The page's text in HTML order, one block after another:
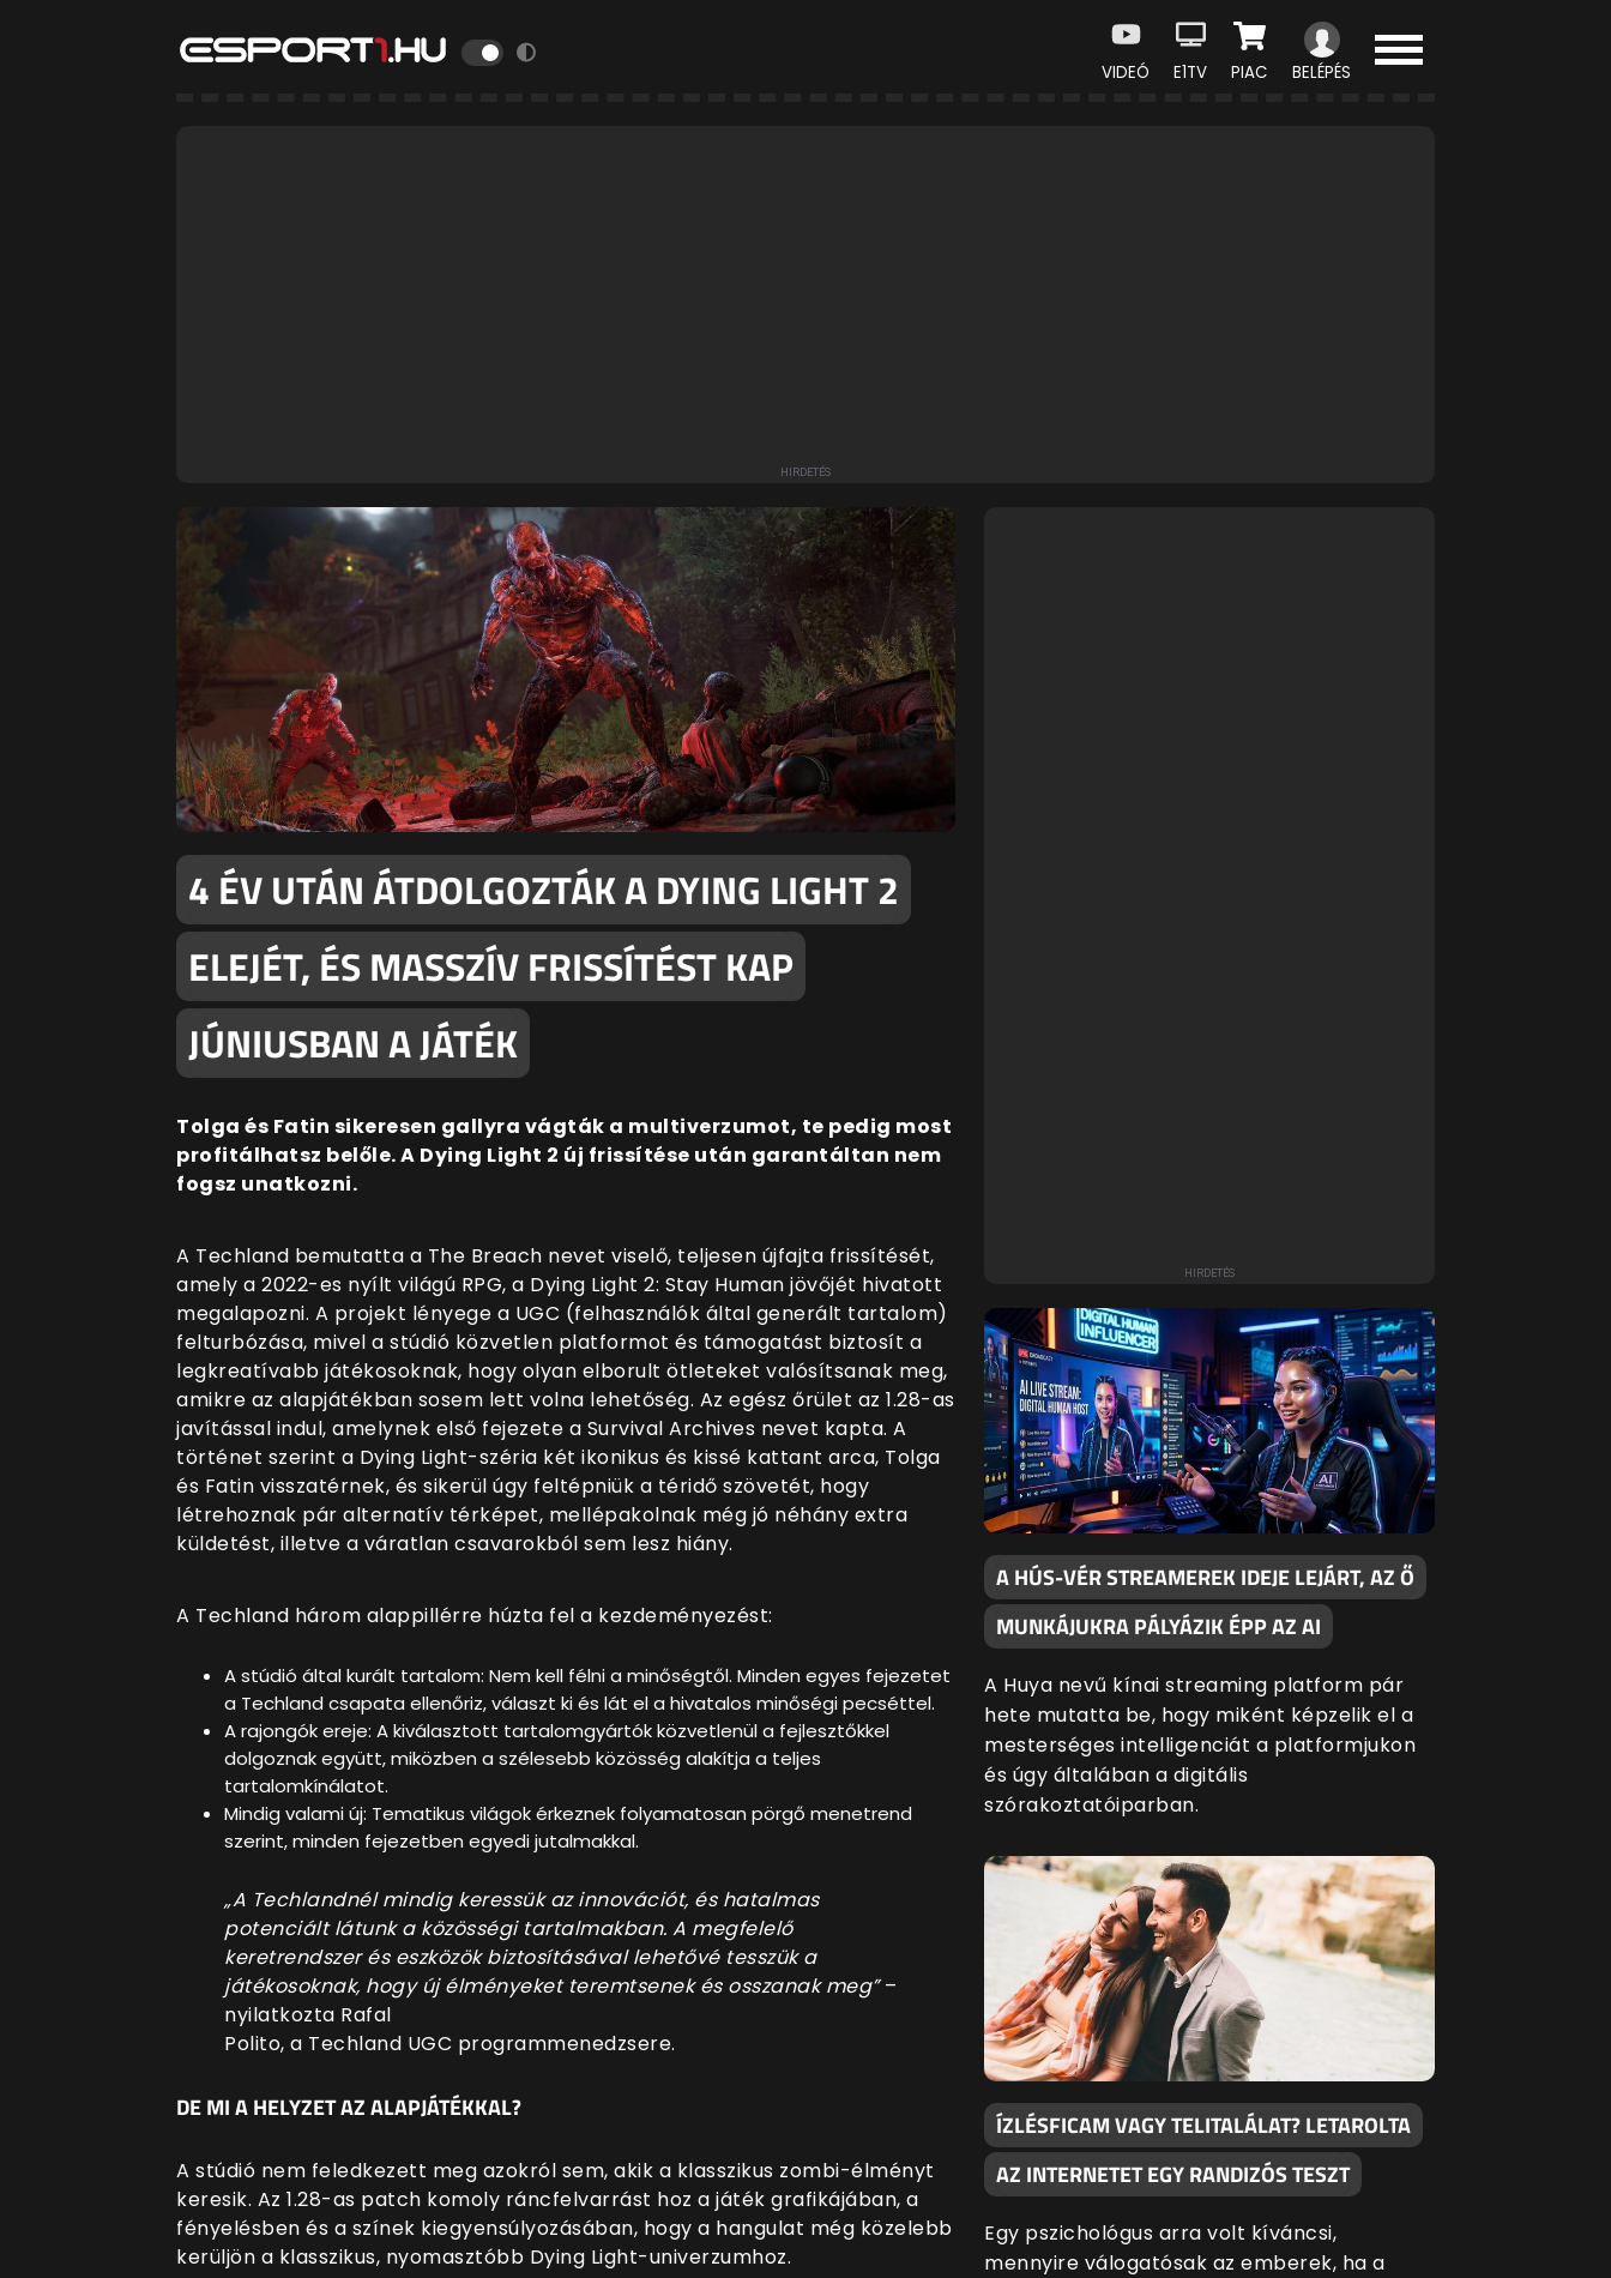
VIDEÓ E1TV PIAC BELÉPÉS
4 ÉV UTÁN ÁTDOLGOZTÁK A DYING LIGHT 2
ELEJÉT, ÉS MASSZÍV FRISSÍTÉST KAP
JÚNIUSBAN A JÁTÉK
Tolga és Fatin sikeresen gallyra vágták a multiverzumot, te pedig most
profitálhatsz belőle. A Dying Light 2 új frissítése után garantáltan nem
fogsz unatkozni.
A Techland bemutatta a The Breach nevet viselő, teljesen újfajta frissítését,
amely a 2022-es nyílt világú RPG, a Dying Light 2: Stay Human jövőjét hivatott
megalapozni. A projekt lényege a UGC (felhasználók által generált tartalom)
felturbózása, mivel a stúdió közvetlen platformot és támogatást biztosít a
legkreatívabb játékosoknak, hogy olyan elborult ötleteket valósítsanak meg,
amikre az alapjátékban sosem lett volna lehetőség. Az egész őrület az 1.28-as
javítással indul, amelynek első fejezete a Survival Archives nevet kapta. A
történet szerint a Dying Light-széria két ikonikus és kissé kattant arca, Tolga
és Fatin visszatérnek, és sikerül úgy feltépniük a téridő szövetét, hogy
létrehoznak pár alternatív térképet, mellépakolnak még jó néhány extra
küldetést, illetve a váratlan csavarokból sem lesz hiány.
A Techland három alappillérre húzta fel a kezdeményezést:
A stúdió által kurált tartalom: Nem kell félni a minőségtől. Minden egyes fejezetet
a Techland csapata ellenőriz, választ ki és lát el a hivatalos minőségi pecséttel.
A rajongók ereje: A kiválasztott tartalomgyártók közvetlenül a fejlesztőkkel
dolgoznak együtt, miközben a szélesebb közösség alakítja a teljes
tartalomkínálatot.
Mindig valami új: Tematikus világok érkeznek folyamatosan pörgő menetrend
szerint, minden fejezetben egyedi jutalmakkal.
„A Techlandnél mindig keressük az innovációt, és hatalmas
potenciált látunk a közösségi tartalmakban. A megfelelő
keretrendszer és eszközök biztosításával lehetővé tesszük a
játékosoknak, hogy új élményeket teremtsenek és osszanak meg”–
nyilatkozta Rafal
Polito, a Techland UGC programmenedzsere.
DE MI A HELYZET AZ ALAPJÁTÉKKAL?
A stúdió nem feledkezett meg azokról sem, akik a klasszikus zombi-élményt
keresik. Az 1.28-as patch komoly ráncfelvarrást hoz a játék grafikájában, a
fényelésben és a színek kiegyensúlyozásában, hogy a hangulat még közelebb
kerüljön a klasszikus, nyomasztóbb Dying Light-univerzumhoz.
A HÚS-VÉR STREAMEREK IDEJE LEJÁRT, AZ Ő
MUNKÁJUKRA PÁLYÁZIK ÉPP AZ AI
A Huya nevű kínai streaming platform pár
hete mutatta be, hogy miként képzelik el a
mesterséges intelligenciát a platformjukon
és úgy általában a digitális
szórakoztatóiparban.
ÍZLÉSFICAM VAGY TELITALÁLAT? LETAROLTA
AZ INTERNETET EGY RANDIZÓS TESZT
Egy pszichológus arra volt kíváncsi,
mennyire válogatósak az emberek, ha a